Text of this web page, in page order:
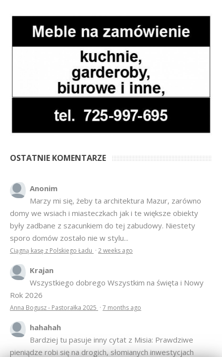
OSTATNIE KOMENTARZE
Anonim
Marzy mi się, żeby ta architektura Mazur, zarówno
domy we wsiach i miasteczkach jak i te większe obiekty
były zadbane z szacunkiem do tej zabudowy. Niestety
sporo domów zostało nie w stylu...
Ciągną kasę z Polskiego Ładu · 2 weeks ago
Krajan
Wszystkiego dobrego Wszystkim na święta i Nowy
Rok 2026
Anna Bogusz - Pastorałka 2025 · 7 months ago
hahahah
Bardziej tu pasuje inny cytat z Misia: Prawdziwe
pieniądze robi się na drogich, słomianych inwestycjach